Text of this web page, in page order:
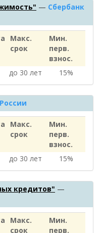
— Сбербанк
Макс.
срок
Мин.
перв.
взнос.
до 30 лет 15%
Макс.
срок
Мин.
перв.
взнос.
до 30 лет 15%
кредитов" —
Макс.
срок
Мин.
перв.